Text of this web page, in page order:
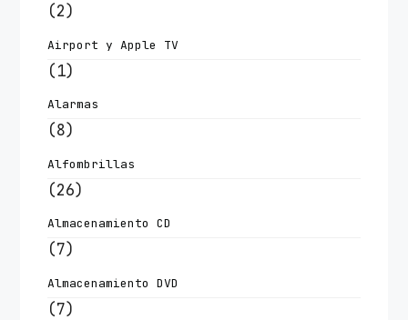
(2)
Airport y Apple TV
(1)
Alarmas
(8)
Alfombrillas
(26)
Almacenamiento CD
(7)
Almacenamiento DVD
(7)